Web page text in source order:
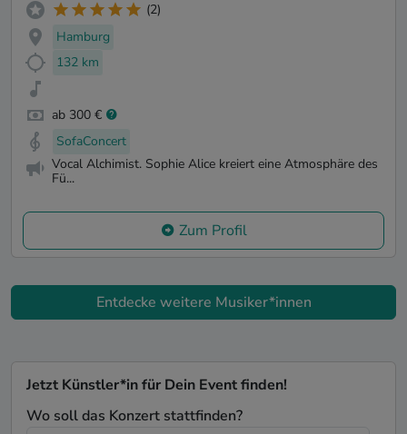
(2)
Hamburg
132 km
ab 300 €
SofaConcert
Vocal Alchimist. Sophie Alice kreiert eine Atmosphäre des
Fü...
Zum Profil
Entdecke weitere Musiker*innen
Jetzt Künstler*in für Dein Event finden!
Wo soll das Konzert stattfinden?